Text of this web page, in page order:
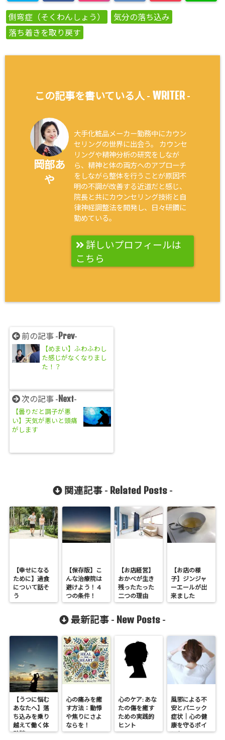
側弯症（そくわんしょう）
気分の落ち込み
落ち着きを取り戻す
この記事を書いている人 - WRITER-
岡部あ
や
大手化粧品メーカー勤務中にカウン
セリングの世界に出会う。 カウンセ
リングや精神分析の研究をしなが
ら、精神と体の両方へのアプローチ
をしながら整体を行うことが原因不
明の不調が改善する近道だと感じ、
院長と共にカウンセリング技術と自
律神経調整法を開発し、日々研鑽に
勤めている。
詳しいプロフィールは
こちら
前の記事 -Prev-
【めまい】ふわふわし
た感じがなくなりまし
た！？
次の記事 -Next-
【曇りだと調子が悪
い】天気が悪いと頭痛
がします
関連記事 - Related Posts-
【幸せになる
ために】過食
について話そ
う
【保存版】こ
んな治療院は
避けよう！４
つの条件！
【お店経営】
おかべが生き
残ったたった
二つの理由
【お店の様
子】ジンジャ
ーエールが出
来ました
最新記事 - New Posts -
【うつに悩む
あなたへ】落
ち込みを乗り
越えて働く体
験談
心の痛みを癒
す方法：動悸
や焦りにさよ
ならを！
心のケア: あな
たの傷を癒す
ための実践的
ヒント
風邪による不
安とパニック
症状｜心の健
康を守るポイ
ント